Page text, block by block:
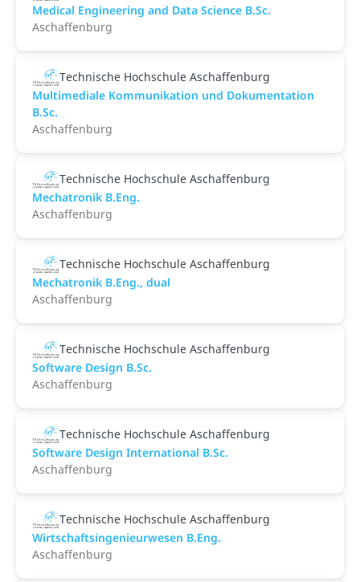
Medical Engineering and Data Science B.Sc.
Aschaffenburg
Technische Hochschule Aschaffenburg
Multimediale Kommunikation und Dokumentation
B.Sc.
Aschaffenburg
Technische Hochschule Aschaffenburg
Mechatronik B.Eng.
Aschaffenburg
Technische Hochschule Aschaffenburg
Mechatronik B.Eng., dual
Aschaffenburg
Technische Hochschule Aschaffenburg
Software Design B.Sc.
Aschaffenburg
Technische Hochschule Aschaffenburg
Software Design International B.Sc.
Aschaffenburg
Technische Hochschule Aschaffenburg
Wirtschaftsingenieurwesen B.Eng.
Aschaffenburg